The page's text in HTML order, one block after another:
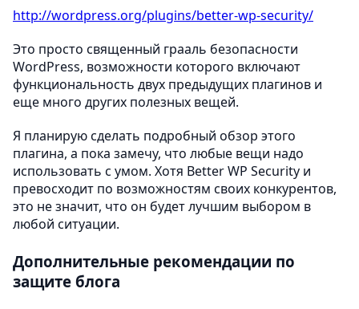
http://wordpress.org/plugins/better-wp-security/
Это просто священный грааль безопасности
WordPress, возможности которого включают
функциональность двух предыдущих плагинов и
еще много других полезных вещей.
Я планирую сделать подробный обзор этого
плагина, а пока замечу, что любые вещи надо
использовать с умом. Хотя Better WP Security и
превосходит по возможностям своих конкурентов,
это не значит, что он будет лучшим выбором в
любой ситуации.
Дополнительные рекомендации по
защите блога